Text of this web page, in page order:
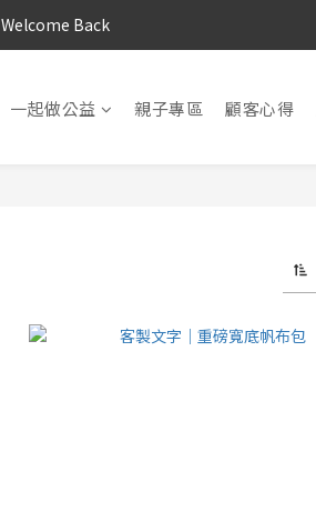
Welcome Back
一起做公益 親子專區 顧客心得